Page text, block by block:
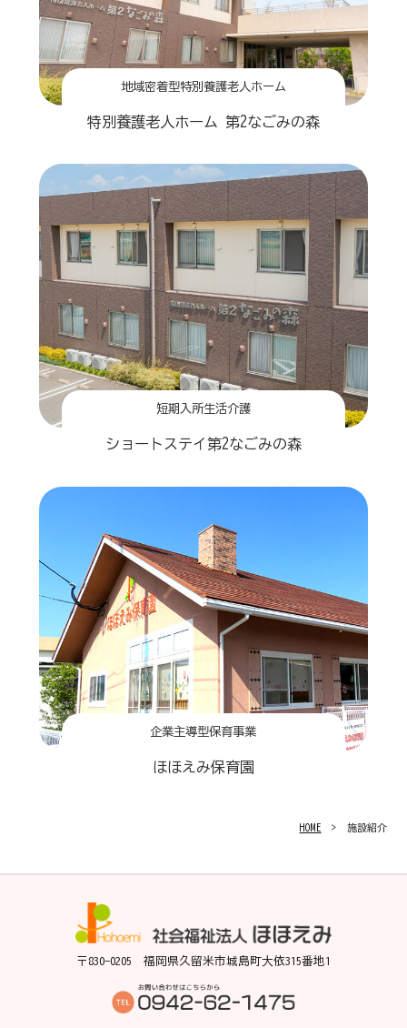
地域密着型特別養護老人ホーム
特別養護老人ホーム 第2なごみの森
短期入所生活介護
ショートステイ第2なごみの森
企業主導型保育事業
ほほえみ保育園
HOME > 施設紹介
〒830-0205 福岡県久留米市城島町大依315番地1